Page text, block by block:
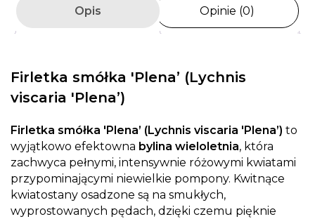
Opis Opinie (0)
Firletka smółka 'Plena’ (Lychnis
viscaria 'Plena’)
Firletka smółka 'Plena’ (Lychnis viscaria 'Plena’) to
wyjątkowo efektowna bylina wieloletnia, która
zachwyca pełnymi, intensywnie różowymi kwiatami
przypominającymi niewielkie pompony. Kwitnące
kwiatostany osadzone są na smukłych,
wyprostowanych pędach, dzięki czemu pięknie